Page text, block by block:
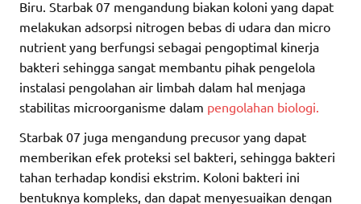
Biru. Starbak 07 mengandung biakan koloni yang dapat
melakukan adsorpsi nitrogen bebas di udara dan micro
nutrient yang berfungsi sebagai pengoptimal kinerja
bakteri sehingga sangat membantu pihak pengelola
instalasi pengolahan air limbah dalam hal menjaga
stabilitas microorganisme dalam pengolahan biologi.
Starbak 07 juga mengandung precusor yang dapat
memberikan efek proteksi sel bakteri, sehingga bakteri
tahan terhadap kondisi ekstrim. Koloni bakteri ini
bentuknya kompleks, dan dapat menyesuaikan dengan